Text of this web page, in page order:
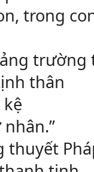
trong
trường
thân
thuyết